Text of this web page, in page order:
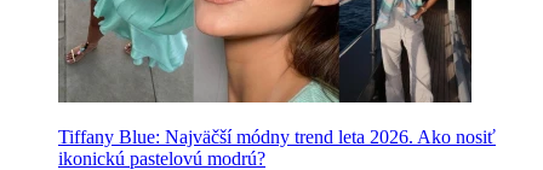
Tiffany Blue: Najväčší módny trend leta 2026. Ako nosiť
ikonickú pastelovú modrú?